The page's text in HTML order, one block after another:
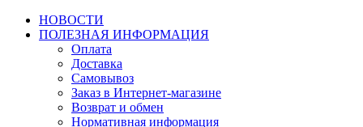
НОВОСТИ
ПОЛЕЗНАЯ ИНФОРМАЦИЯ
Оплата
Доставка
Самовывоз
Заказ в Интернет-магазине
Возврат и обмен
Нормативная информация